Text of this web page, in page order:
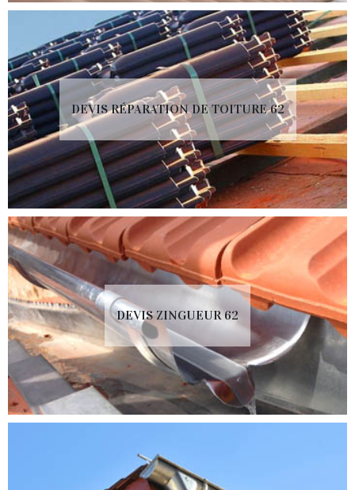
DEVIS RÉPARATION DE TOITURE 62
DEVIS ZINGUEUR 62